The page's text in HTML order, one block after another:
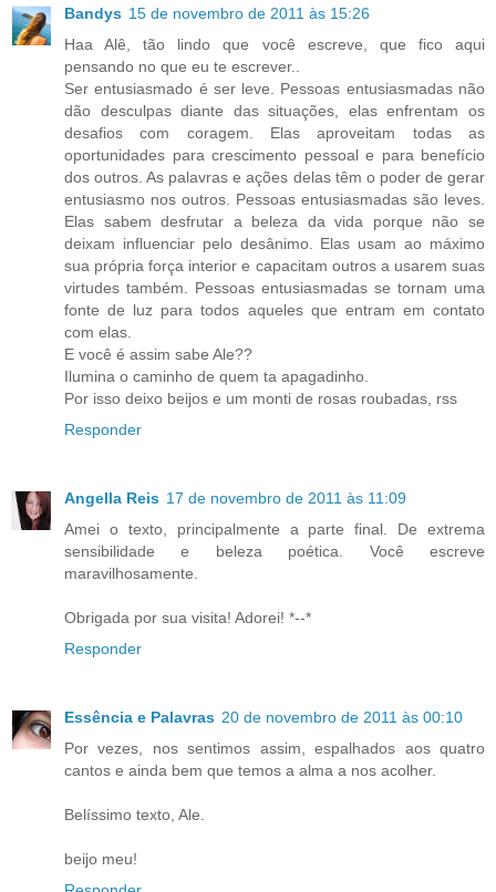
Bandys 15 de novembro de 2011 às 15:26
Haa Alê, tão lindo que você escreve, que fico aqui
pensando no que eu te escrever..
Ser entusiasmado é ser leve. Pessoas entusiasmadas não
dão desculpas diante das situações, elas enfrentam os
desafios com coragem. Elas aproveitam todas as
oportunidades para crescimento pessoal e para benefício
dos outros. As palavras e ações delas têm o poder de gerar
entusiasmo nos outros. Pessoas entusiasmadas são leves.
Elas sabem desfrutar a beleza da vida porque não se
deixam influenciar pelo desânimo. Elas usam ao máximo
sua própria força interior e capacitam outros a usarem suas
virtudes também. Pessoas entusiasmadas se tornam uma
fonte de luz para todos aqueles que entram em contato
com elas.
E você é assim sabe Ale??
Ilumina o caminho de quem ta apagadinho.
Por isso deixo beijos e um monti de rosas roubadas, rss
Responder
Angella Reis 17 de novembro de 2011 às 11:09
Amei o texto, principalmente a parte final. De extrema
sensibilidade e beleza poética. Você escreve
maravilhosamente.
Obrigada por sua visita! Adorei! *--*
Responder
Essência e Palavras 20 de novembro de 2011 às 00:10
Por vezes, nos sentimos assim, espalhados aos quatro
cantos e ainda bem que temos a alma a nos acolher.
Belíssimo texto, Ale.
beijo meu!